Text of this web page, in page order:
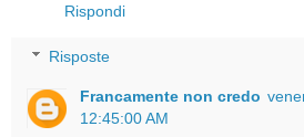
Rispondi
Risposte
Francamente non credo
12:45:00 AM